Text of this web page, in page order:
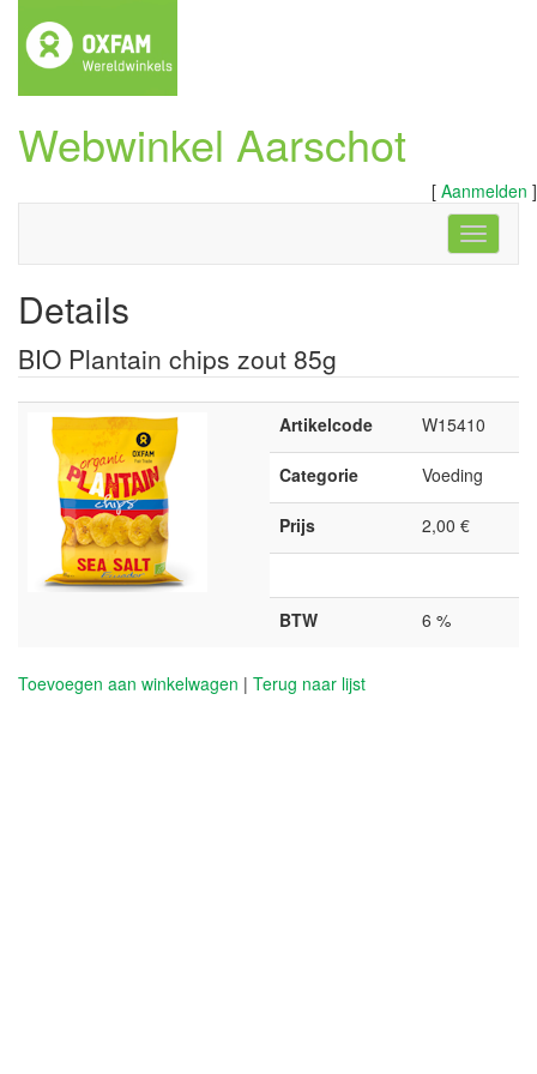
Webwinkel Aarschot
[ Aanmelden ]
Details
BIO Plantain chips zout 85g
Artikelcode W15410
Categorie Voeding
Prijs 2,00 €
BTW 6 %
Toevoegen aan winkelwagen | Terug naar lijst